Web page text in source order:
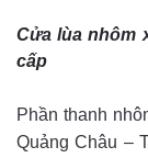
Cửa lùa nhôm
cấp
Phần thanh
Quảng Châu –